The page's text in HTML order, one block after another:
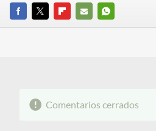
FACEBOOK
TWITTERFLIPBOARD
E-
WHATSAPP
Comentarios cerrados